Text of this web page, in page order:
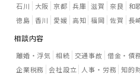
石川
大阪 京都 兵庫 滋賀 奈良 和
徳島 香川 愛媛 高知 福岡 佐賀 長
相談内容
離婚・浮気 相続 交通事故 借金・債
企業税務 会社設立 人事・労務 知的